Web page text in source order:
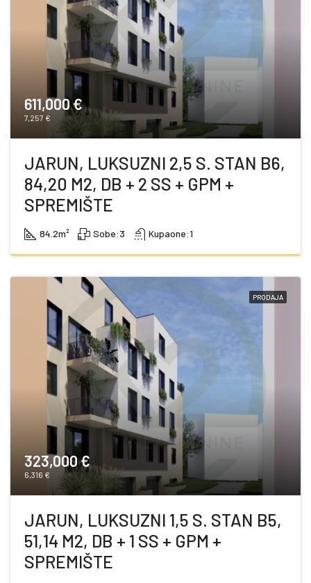
611,000 €
7,257 €
JARUN, LUKSUZNI 2,5 S. STAN B6,
84,20 M2, DB + 2 SS + GPM +
SPREMIŠTE
84.2m² Sobe:3 Kupaone:1
PRODAJA
323,000 €
6,316 €
JARUN, LUKSUZNI 1,5 S. STAN B5,
51,14 M2, DB + 1 SS + GPM +
SPREMIŠTE